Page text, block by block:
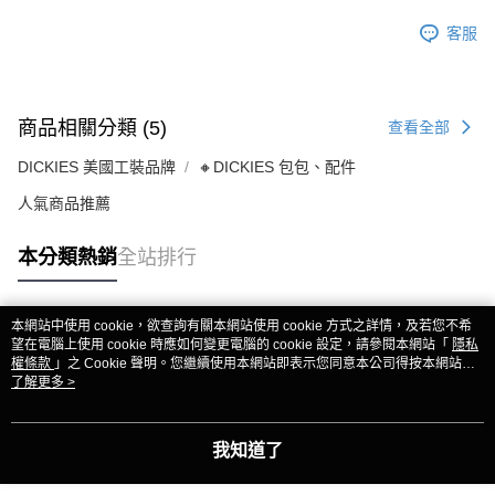
客服
商品相關分類 (5) 查看全部
DICKIES 美國工裝品牌 🔸DICKIES 包包、配件
人氣商品推薦
本分類熱銷全站排行
熱門標籤
本網站中使用 cookie，欲查詢有關本網站使用 cookie 方式之詳情，及若您不希
望在電腦上使用 cookie 時應如何變更電腦的 cookie 設定，請參閱本網站「 隱私
權條款 」之 Cookie 聲明。您繼續使用本網站即表示您同意本公司得按本網站使
用條款之 Cookie 聲明使用 cookie。
了解更多 >
我知道了